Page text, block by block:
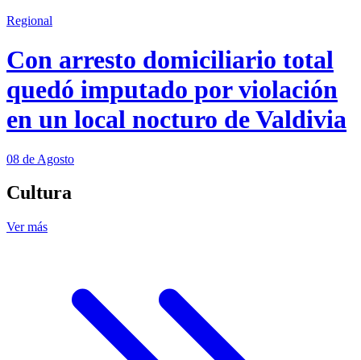
Regional
Con arresto domiciliario total
quedó imputado por violación
en un local nocturo de Valdivia
08 de Agosto
Cultura
Ver más